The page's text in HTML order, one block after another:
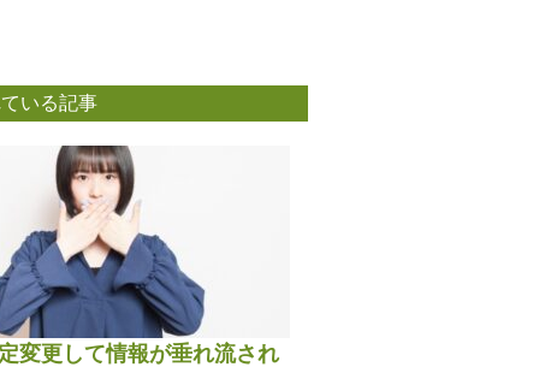
いる記事
変更して情報が垂れ流され